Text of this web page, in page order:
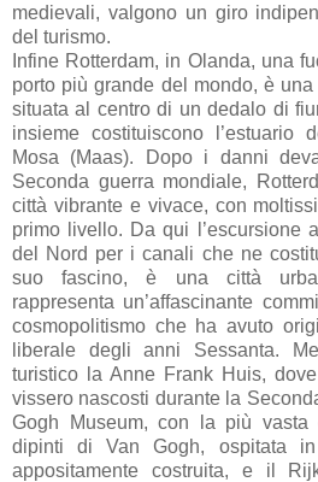
medievali, valgono un giro
del turismo.
Infine Rotterdam, in Olanda, una
porto più grande del mondo, è
situata al centro di un dedalo di
insieme costituiscono
Mosa (Maas). Dopo i danni
Seconda guerra mondiale,
città vibrante e vivace, con
primo livello. Da qui l’escursione
del Nord per i canali che ne
suo fascino, è una città
rappresenta un’affascinante
cosmopolitismo che ha avuto
liberale degli anni Sessanta.
turistico la Anne Frank Huis,
vissero nascosti durante la
Gogh Museum, con la più
dipinti di Van Gogh, ospitata
appositamente costruita, e il